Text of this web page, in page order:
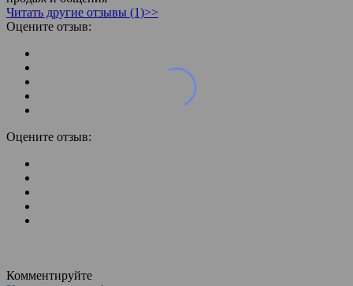
Читать другие отзывы (1)>>
Оцените отзыв:
Оцените отзыв:
Комментируйте